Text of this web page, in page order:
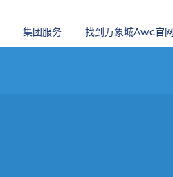
集团服务 找到万象城awc官